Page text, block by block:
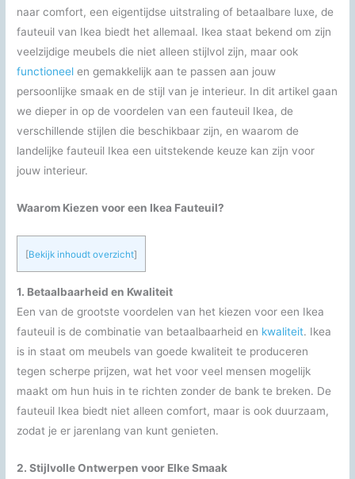
naar comfort, een eigentijdse uitstraling of betaalbare luxe, de
fauteuil van Ikea biedt het allemaal. Ikea staat bekend om zijn
veelzijdige meubels die niet alleen stijlvol zijn, maar ook
functioneel en gemakkelijk aan te passen aan jouw
persoonlijke smaak en de stijl van je interieur. In dit artikel gaan
we dieper in op de voordelen van een fauteuil Ikea, de
verschillende stijlen die beschikbaar zijn, en waarom de
landelijke fauteuil Ikea een uitstekende keuze kan zijn voor
jouw interieur.
Waarom Kiezen voor een Ikea Fauteuil?
[Bekijk inhoudt overzicht]
1. Betaalbaarheid en Kwaliteit
Een van de grootste voordelen van het kiezen voor een Ikea
fauteuil is de combinatie van betaalbaarheid en kwaliteit. Ikea
is in staat om meubels van goede kwaliteit te produceren
tegen scherpe prijzen, wat het voor veel mensen mogelijk
maakt om hun huis in te richten zonder de bank te breken. De
fauteuil Ikea biedt niet alleen comfort, maar is ook duurzaam,
zodat je er jarenlang van kunt genieten.
2. Stijlvolle Ontwerpen voor Elke Smaak